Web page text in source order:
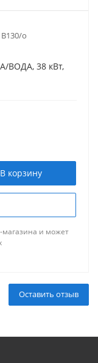
B130/о
38 кВт,
В корзину
магазина и может
Оставить отзыв